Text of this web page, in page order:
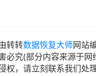
转转数据恢复大师网站
必究(部分内容来源于网
权，请立刻联系我们处